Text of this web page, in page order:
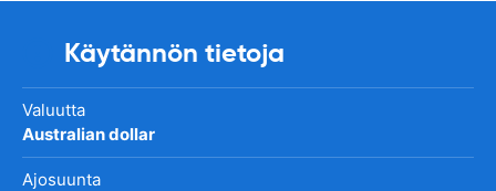
Käytännön tietoja
Valuutta
Australian dollar
Ajosuunta